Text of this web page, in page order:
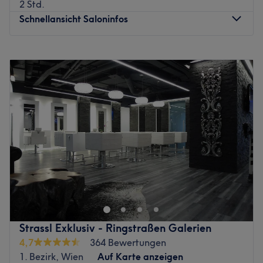
Produkte und Produktmarken: Hochwertige Produkte
Extras: Gut an die öffentlichen Verkehrsmittel angebunden
2 Std.
Schnellansicht Saloninfos
Dienstag
09:00–21:00
Mittwoch
09:00–21:00
Donnerstag
09:00 –21:00
Freitag
09:00 –21:00
Samstag
09:00 –21:00
Sonntag
Geschlossen
Ein gepflegtes Äußeres bis in die Fingerspitzen ist für dich
ein Muss? Dann schaue im Salon MVK Nails GmbH in
Wiens 1. Bezirk vorbei und lass dich von professionellen
Leistungen und mit Bedacht ausgewählten Produkten
überzeugen. Egal ob medizinische Fußpflege,
Nagelverlängerung mit Gel oder Nagelreparatur — hier
bist du in den besten Händen!
Strassl Exklusiv - Ringstraßen Galerien
4,7
364 Bewertungen
1. Bezirk, Wien
Auf Karte anzeigen